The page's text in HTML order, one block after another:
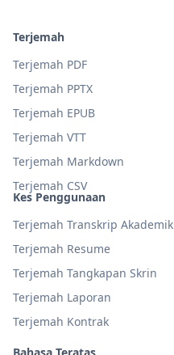
Kes Penggunaan
Terjemah Transkrip Akademik
Terjemah Resume
Terjemah Tangkapan Skrin
Terjemah Laporan
Terjemah Kontrak
Terjemah
Terjemah PDF
Terjemah PPTX
Terjemah EPUB
Terjemah VTT
Terjemah Markdown
Terjemah CSV